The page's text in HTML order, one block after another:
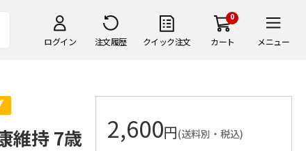
ログイン 注文履歴 クイック注文
0
カート メニュー
維持 7歳
2,600円(送料別・税込)